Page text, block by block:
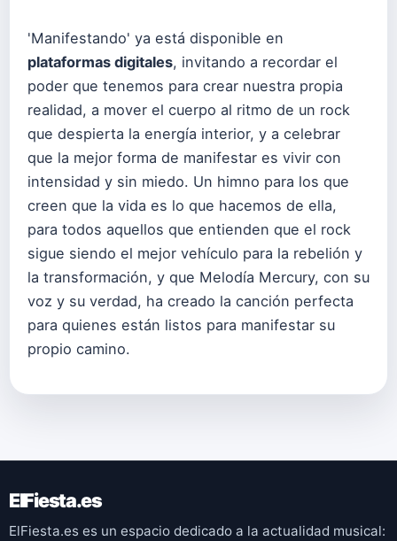
'Manifestando' ya está disponible en
plataformas digitales, invitando a recordar el
poder que tenemos para crear nuestra propia
realidad, a mover el cuerpo al ritmo de un rock
que despierta la energía interior, y a celebrar
que la mejor forma de manifestar es vivir con
intensidad y sin miedo. Un himno para los que
creen que la vida es lo que hacemos de ella,
para todos aquellos que entienden que el rock
sigue siendo el mejor vehículo para la rebelión y
la transformación, y que Melodía Mercury, con su
voz y su verdad, ha creado la canción perfecta
para quienes están listos para manifestar su
propio camino.
ElFiesta.es
ElFiesta.es es un espacio dedicado a la actualidad musical: